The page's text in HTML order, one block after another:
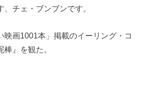
チェ・ブンブンです。
映画1001本」掲載のイーリング・コ
棒』を観た。